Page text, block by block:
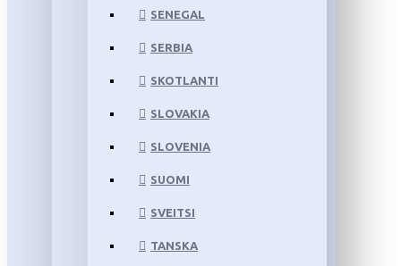
SENEGAL
SERBIA
SKOTLANTI
SLOVAKIA
SLOVENIA
SUOMI
SVEITSI
TANSKA